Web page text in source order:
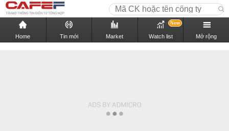
Home Tin mới Market Watch list
New
Mở rộng